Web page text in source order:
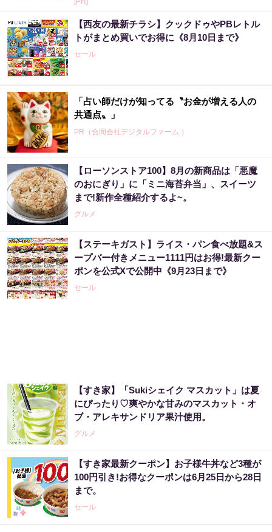
【西友の最新チラシ】クックドゥやPBレトル
トがまとめ買いでお得に《8月10日まで》
セール
「占い師だけが知ってる〝お金が増える人の
共通点〟」
PR（合同会社デジタルファーム ）
【ローソンストア100】8月の新商品は「悪魔
のおにぎり」に「ミニ海苔弁当」、スイーツ
まで!新作全種紹介するよ~。
グルメ
【ステーキガスト】ライス・パン食べ放題&ス
ープバー付きメニュー1111円はお得!最新クー
ポンを公式Xで公開中《9月23日まで》
セール
【すき家】「Sukiシェイク マスカット」は夏
にぴったり♡爽やかな甘みのマスカット・オ
ブ・アレキサンドリア果汁使用。
グルメ
【すき家最新クーポン】お子様牛丼など3種が
100円引き!お得なクーポンは6月25日から28日
まで。
セール